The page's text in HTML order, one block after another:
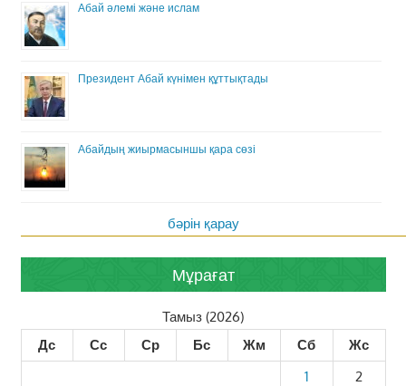
Абай әлемі және ислам
Президент Абай күнімен құттықтады
Абайдың жиырмасыншы қара сөзі
бәрін қарау
Мұрағат
Тамыз (2026)
Дс
Сс Ср Бс Жм Сб
Жс
1
2